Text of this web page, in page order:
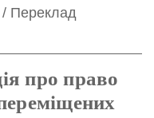
Переклад
про право